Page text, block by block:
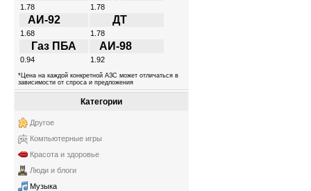
1.78 1.78
АИ-92 ДТ
1.68 1.78
Газ ПБА АИ-98
0.94 1.92
*Цена на каждой конкретной АЗС может отличаться в
зависимости от спроса и предложения
Категории
Другое
Компьютерные игры
Красота и здоровье
Люди и блоги
Музыка